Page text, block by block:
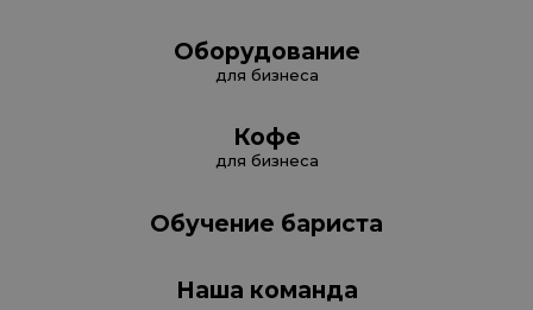
Оборудование
для бизнеса
Кофе
для бизнеса
Обучение бариста
Наша команда